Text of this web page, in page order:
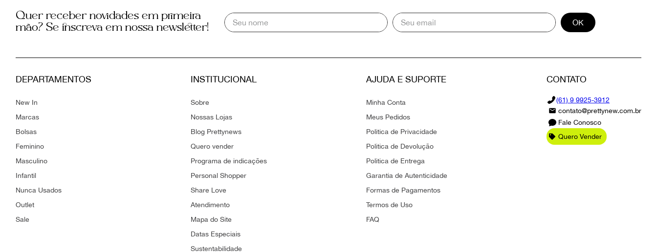
Quer receber novidades em primeira
mão? Se inscreva em nossa newsletter!
OK
DEPARTAMENTOS
New In
Marcas
Bolsas
Feminino
Masculino
Infantil
Nunca Usados
Outlet
Sale
INSTITUCIONAL
Sobre
Nossas Lojas
Blog Prettynews
Quero vender
Programa de indicações
Personal Shopper
Share Love
Atendimento
Mapa do Site
Datas Especiais
Sustentabilidade
AJUDA E SUPORTE
Minha Conta
Meus Pedidos
Politica de Privacidade
Politica de Devolução
Politica de Entrega
Garantia de Autenticidade
Formas de Pagamentos
Termos de Uso
FAQ
CONTATO
(61) 9 9925-3912
contato@prettynew.com.br
Fale Conosco
Quero Vender